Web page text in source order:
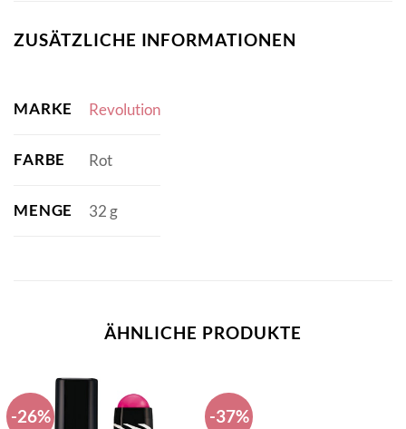
ZUSÄTZLICHE INFORMATIONEN
MARKE Revolution
FARBE Rot
MENGE 32 g
ÄHNLICHE PRODUKTE
-26% -37%